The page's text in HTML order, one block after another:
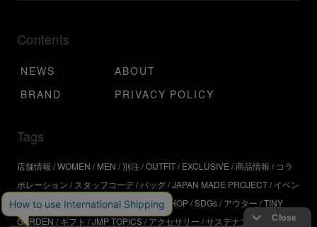
Contents
NEWS
ABOUT
BRAND
PRIVACY POLICY
Tags
店舗情報 WOMEN MEN 別注 OUTFIT EXCLUSIVE 商品情報
コラ
ボレーション
スタッフコーデ バッグ JAPAN MADE PROJECT イベン
ト アウトドア インタビュー WORKSHOP SDGs アウター TINY
GARDEN
ギフト JMP TOPICS アクセサリー サステナブル UR